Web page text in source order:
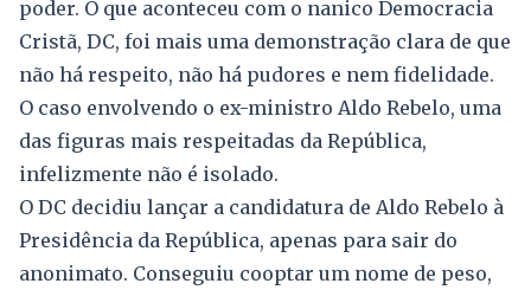
poder. O que aconteceu com o nanico Democracia
Cristã, DC, foi mais uma demonstração clara de que
não há respeito, não há pudores e nem fidelidade.
O caso envolvendo o ex-ministro Aldo Rebelo, uma
das figuras mais respeitadas da República,
infelizmente não é isolado.
O DC decidiu lançar a candidatura de Aldo Rebelo à
Presidência da República, apenas para sair do
anonimato. Conseguiu cooptar um nome de peso,